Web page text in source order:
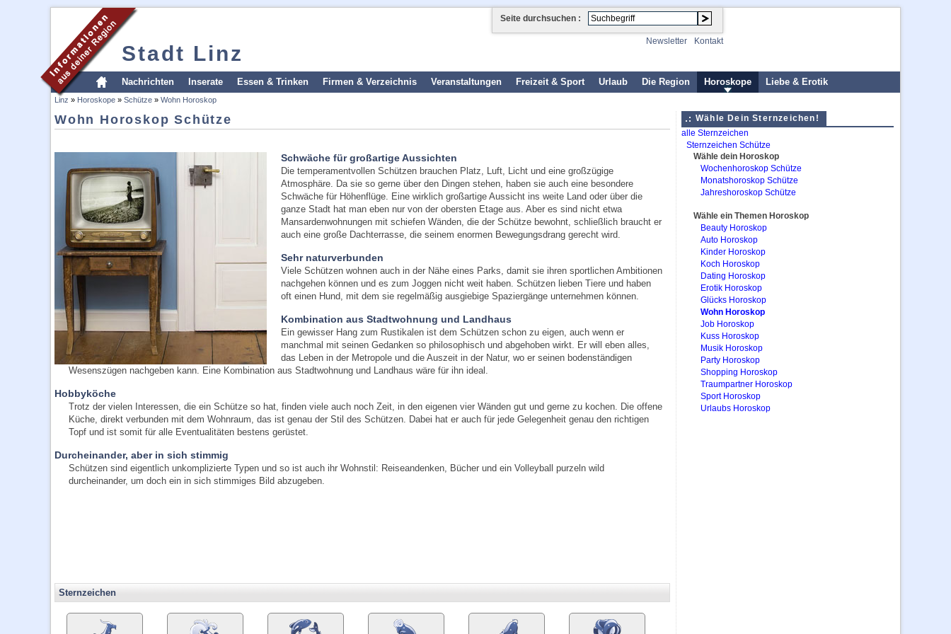
Stadt Linz
Seite durchsuchen :
Newsletter Kontakt
Nachrichten Inserate Essen & Trinken Firmen & Verzeichnis Veranstaltungen Freizeit & Sport Urlaub Die Region Horoskope Liebe & Erotik
Linz » Horoskope » Schütze » Wohn Horoskop
Wohn Horoskop Schütze
Schwäche für großartige Aussichten
Die temperamentvollen Schützen brauchen Platz, Luft, Licht und eine großzügige
Atmosphäre. Da sie so gerne über den Dingen stehen, haben sie auch eine besondere
Schwäche für Höhenflüge. Eine wirklich großartige Aussicht ins weite Land oder über die
ganze Stadt hat man eben nur von der obersten Etage aus. Aber es sind nicht etwa
Mansardenwohnungen mit schiefen Wänden, die der Schütze bewohnt, schließlich braucht er
auch eine große Dachterrasse, die seinem enormen Bewegungsdrang gerecht wird.
Sehr naturverbunden
Viele Schützen wohnen auch in der Nähe eines Parks, damit sie ihren sportlichen Ambitionen
nachgehen können und es zum Joggen nicht weit haben. Schützen lieben Tiere und haben
oft einen Hund, mit dem sie regelmäßig ausgiebige Spaziergänge unternehmen können.
Kombination aus Stadtwohnung und Landhaus
Ein gewisser Hang zum Rustikalen ist dem Schützen schon zu eigen, auch wenn er
manchmal mit seinen Gedanken so philosophisch und abgehoben wirkt. Er will eben alles,
das Leben in der Metropole und die Auszeit in der Natur, wo er seinen bodenständigen
Wesenszügen nachgeben kann. Eine Kombination aus Stadtwohnung und Landhaus wäre für ihn ideal.
Hobbyköche
Trotz der vielen Interessen, die ein Schütze so hat, finden viele auch noch Zeit, in den eigenen vier Wänden gut und gerne zu kochen. Die offene
Küche, direkt verbunden mit dem Wohnraum, das ist genau der Stil des Schützen. Dabei hat er auch für jede Gelegenheit genau den richtigen
Topf und ist somit für alle Eventualitäten bestens gerüstet.
Durcheinander, aber in sich stimmig
Schützen sind eigentlich unkomplizierte Typen und so ist auch ihr Wohnstil: Reiseandenken, Bücher und ein Volleyball purzeln wild
durcheinander, um doch ein in sich stimmiges Bild abzugeben.
Sternzeichen
Wähle Dein Sternzeichen!
alle Sternzeichen
Sternzeichen Schütze
Wähle dein Horoskop
Wochenhoroskop Schütze
Monatshoroskop Schütze
Jahreshoroskop Schütze
Wähle ein Themen Horoskop
Beauty Horoskop
Auto Horoskop
Kinder Horoskop
Koch Horoskop
Dating Horoskop
Erotik Horoskop
Glücks Horoskop
Wohn Horoskop
Job Horoskop
Kuss Horoskop
Musik Horoskop
Party Horoskop
Shopping Horoskop
Traumpartner Horoskop
Sport Horoskop
Urlaubs Horoskop